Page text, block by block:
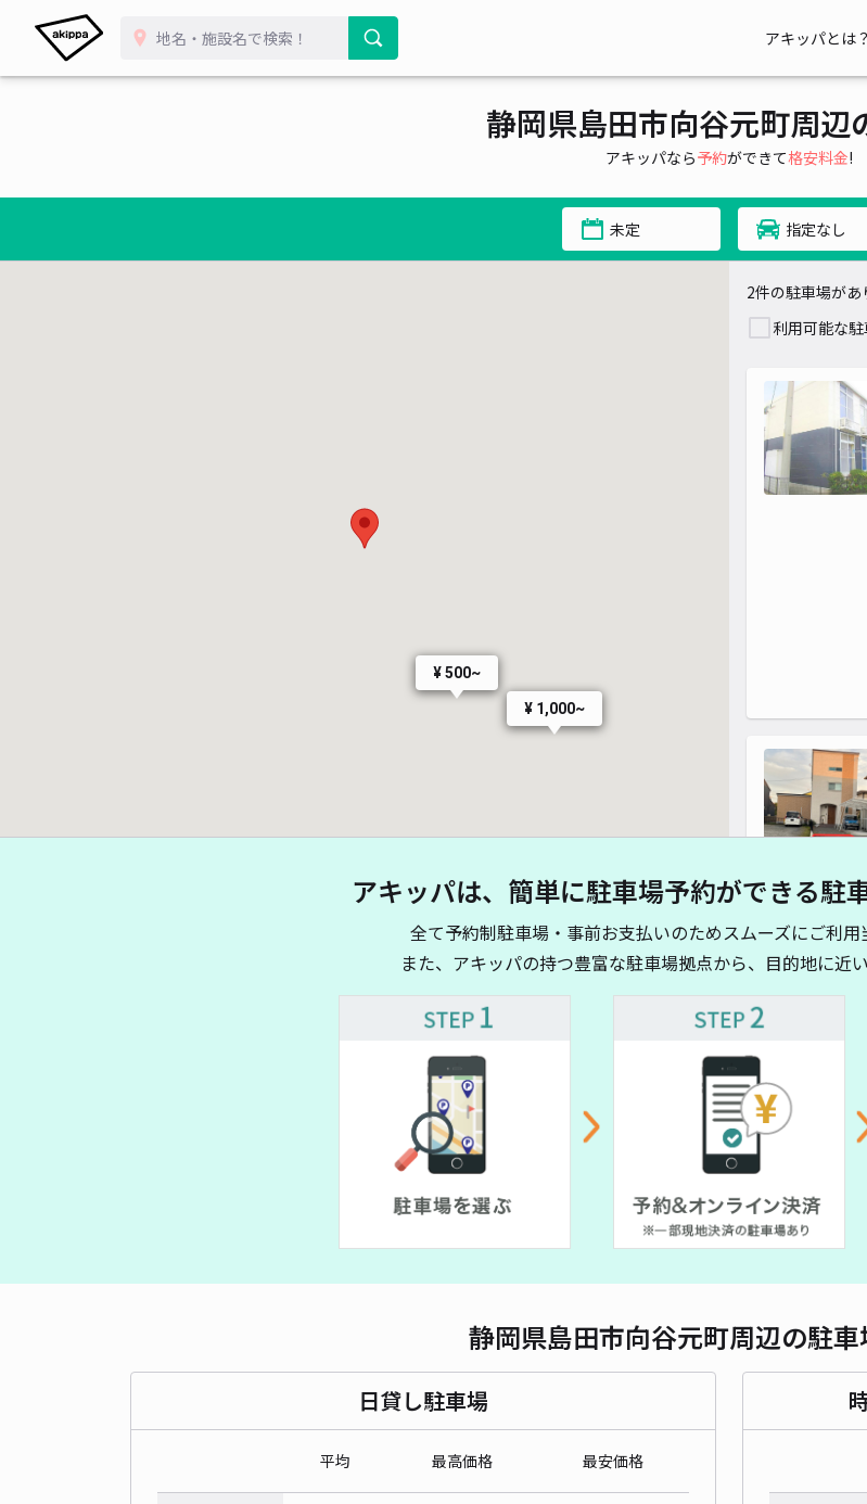
アキッパとは？
静岡県島田市向谷元町周辺
アキッパなら予約ができて格安料金!
未定 指定なし
¥ 500~
¥ 1,000~
2件の駐車場があ
利用可能な
アキッパは、簡単に駐車場予約ができる駐
全て予約制駐車場・事前お支払いのためスムーズにご利用
また、アキッパの持つ豊富な駐車場拠点から、目的地に近
静岡県島田市向谷元町周辺の駐
日貸し駐車場
平均 最高価格 最安価格